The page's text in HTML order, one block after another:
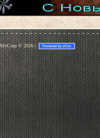
© 2026|